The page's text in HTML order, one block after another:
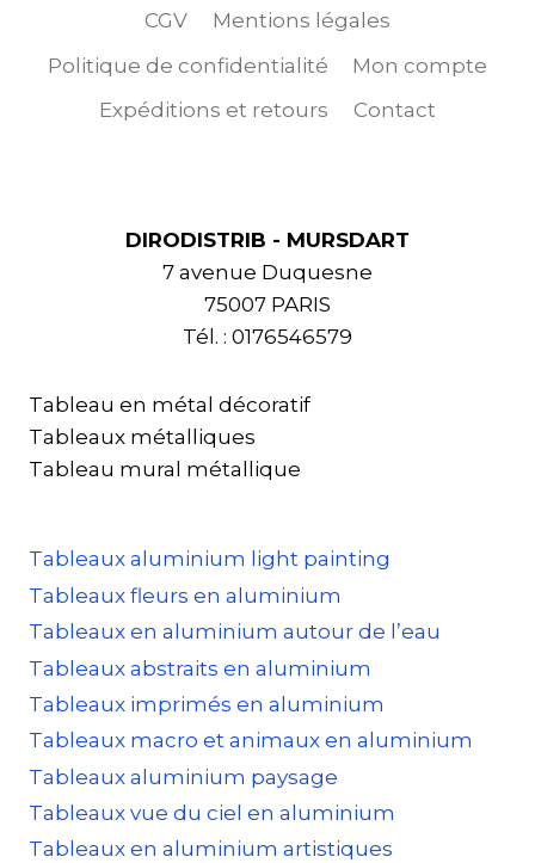
CGV
Mentions légales
Politique de confidentialité
Mon compte
Expéditions et retours
Contact
DIRODISTRIB - MURSDART
7 avenue Duquesne
75007 PARIS
Tél. : 0176546579
Tableau en métal décoratif
Tableaux métalliques
Tableau mural métallique
Tableaux aluminium light painting
Tableaux fleurs en aluminium
Tableaux en aluminium autour de l’eau
Tableaux abstraits en aluminium
Tableaux imprimés en aluminium
Tableaux macro et animaux en aluminium
Tableaux aluminium paysage
Tableaux vue du ciel en aluminium
Tableaux en aluminium artistiques